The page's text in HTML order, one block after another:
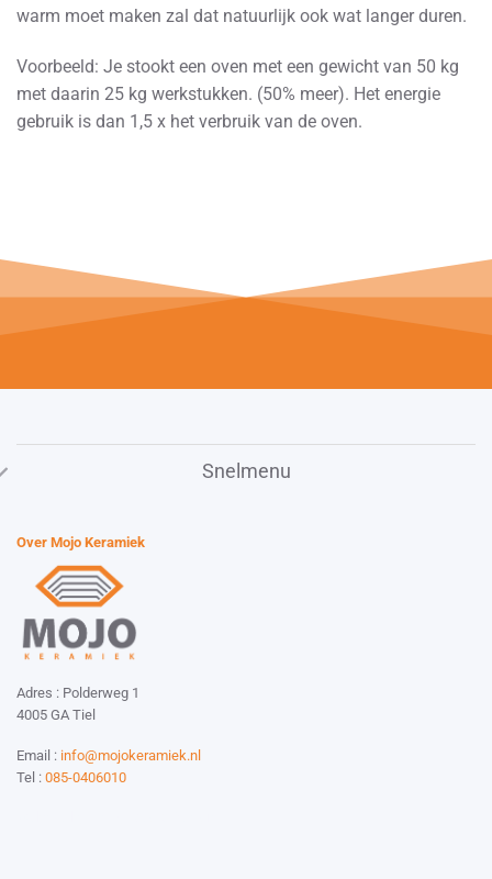
warm moet maken zal dat natuurlijk ook wat langer duren.
Voorbeeld: Je stookt een oven met een gewicht van 50 kg
met daarin 25 kg werkstukken. (50% meer). Het energie
gebruik is dan 1,5 x het verbruik van de oven.
Snelmenu
Over Mojo Keramiek
Adres : Polderweg 1
4005 GA Tiel
Email : info@mojokeramiek.nl
Tel : 085-0406010